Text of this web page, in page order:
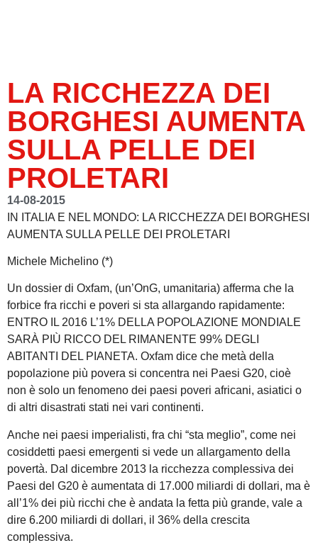
LA RICCHEZZA DEI
BORGHESI AUMENTA
SULLA PELLE DEI
PROLETARI
14-08-2015
IN ITALIA E NEL MONDO: LA RICCHEZZA DEI BORGHESI
AUMENTA SULLA PELLE DEI PROLETARI
Michele Michelino (*)
Un dossier di Oxfam, (un’OnG, umanitaria) afferma che la
forbice fra ricchi e poveri si sta allargando rapidamente:
ENTRO IL 2016 L’1% DELLA POPOLAZIONE MONDIALE
SARÀ PIÙ RICCO DEL RIMANENTE 99% DEGLI
ABITANTI DEL PIANETA. Oxfam dice che metà della
popolazione più povera si concentra nei Paesi G20, cioè
non è solo un fenomeno dei paesi poveri africani, asiatici o
di altri disastrati stati nei vari continenti.
Anche nei paesi imperialisti, fra chi “sta meglio”, come nei
cosiddetti paesi emergenti si vede un allargamento della
povertà. Dal dicembre 2013 la ricchezza complessiva dei
Paesi del G20 è aumentata di 17.000 miliardi di dollari, ma è
all’1% dei più ricchi che è andata la fetta più grande, vale a
dire 6.200 miliardi di dollari, il 36% della crescita
complessiva.